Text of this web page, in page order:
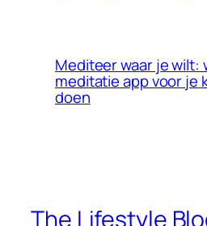
Mediteer waar je wilt:
meditatie app voor je
doen
The Lifestyle